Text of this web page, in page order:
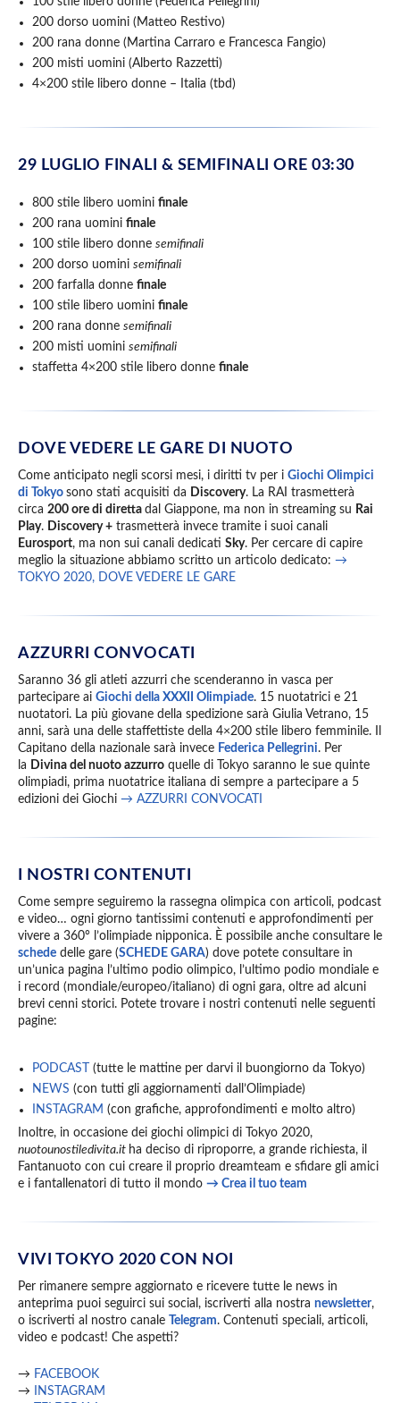
200 dorso uomini (Matteo Restivo)
200 rana donne (Martina Carraro e Francesca Fangio)
200 misti uomini (Alberto Razzetti)
4×200 stile libero donne – Italia (tbd)
29 LUGLIO FINALI & SEMIFINALI ORE 03:30
800 stile libero uomini finale
200 rana uomini finale
100 stile libero donne semifinali
200 dorso uomini semifinali
200 farfalla donne finale
100 stile libero uomini finale
200 rana donne semifinali
200 misti uomini semifinali
staffetta 4×200 stile libero donne finale
DOVE VEDERE LE GARE DI NUOTO
Come anticipato negli scorsi mesi, i diritti tv per i Giochi Olimpici
di Tokyo sono stati acquisiti da Discovery. La RAI trasmetterà
circa 200 ore di diretta dal Giappone, ma non in streaming su Rai
Play. Discovery + trasmetterà invece tramite i suoi canali
Eurosport, ma non sui canali dedicati Sky. Per cercare di capire
meglio la situazione abbiamo scritto un articolo dedicato: →
TOKYO 2020, DOVE VEDERE LE GARE
AZZURRI CONVOCATI
Saranno 36 gli atleti azzurri che scenderanno in vasca per
partecipare ai Giochi della XXXII Olimpiade. 15 nuotatrici e 21
nuotatori. La più giovane della spedizione sarà Giulia Vetrano, 15
anni, sarà una delle staffettiste della 4×200 stile libero femminile. Il
Capitano della nazionale sarà invece Federica Pellegrini. Per
la Divina del nuoto azzurro quelle di Tokyo saranno le sue quinte
olimpiadi, prima nuotatrice italiana di sempre a partecipare a 5
edizioni dei Giochi → AZZURRI CONVOCATI
I NOSTRI CONTENUTI
Come sempre seguiremo la rassegna olimpica con articoli, podcast
e video… ogni giorno tantissimi contenuti e approfondimenti per
vivere a 360° l’olimpiade nipponica. È possibile anche consultare le
schede delle gare (SCHEDE GARA) dove potete consultare in
un’unica pagina l’ultimo podio olimpico, l’ultimo podio mondiale e
i record (mondiale/europeo/italiano) di ogni gara, oltre ad alcuni
brevi cenni storici. Potete trovare i nostri contenuti nelle seguenti
pagine:
PODCAST
(tutte le mattine per darvi il buongiorno da Tokyo)
NEWS (con tutti gli aggiornamenti dall’Olimpiade)
INSTAGRAM (con grafiche, approfondimenti e molto altro)
Inoltre, in occasione dei giochi olimpici di Tokyo 2020,
nuotounostiledivita.it ha deciso di riproporre, a grande richiesta, il
Fantanuoto con cui creare il proprio dreamteam e sfidare gli amici
e i fantallenatori di tutto il mondo → Crea il tuo team
VIVI TOKYO 2020 CON NOI
Per rimanere sempre aggiornato e ricevere tutte le news in
anteprima puoi seguirci sui social, iscriverti alla nostra newsletter,
o iscriverti al nostro canale Telegram. Contenuti speciali, articoli,
video e podcast! Che aspetti?
→ FACEBOOK
→ INSTAGRAM